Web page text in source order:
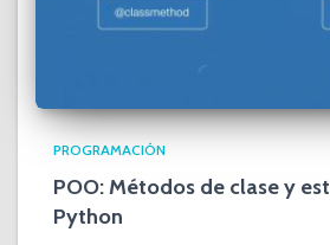
PROGRAMACIÓN
POO: Métodos de clase y
Python